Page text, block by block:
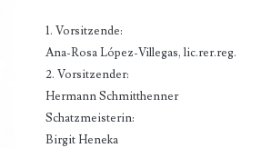
1. Vorsitzende:
Ana-Rosa López-Villegas, lic.rer.reg.
2. Vorsitzender:
Hermann Schmitthenner
Schatzmeisterin:
Birgit Heneka